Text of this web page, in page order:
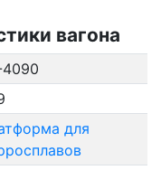
вагона
для